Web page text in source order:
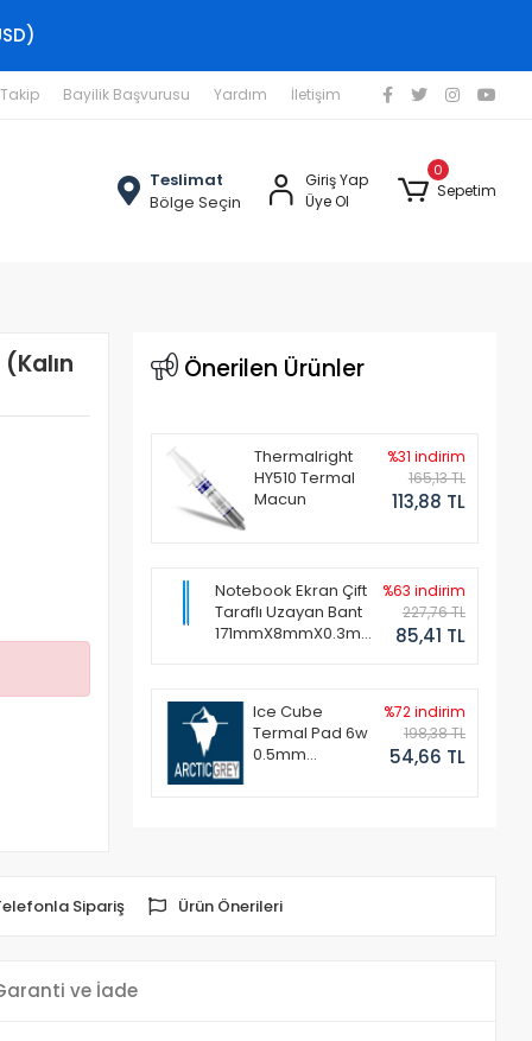
Bayilik Başvurusu Yardım İletişim
Teslimat
Bölge Seçin
Giriş Yap
Üye Ol
0
Sepetim
Önerilen Ürünler
Thermalright
HY510 Termal
Macun
%31 indirim
165,13 TL
113,88 TL
Notebook Ekran Çift
Taraflı Uzayan Bant
171mmX8mmX0.3mm
%63 indirim
227,76 TL
85,41 TL
Ice Cube
Termal Pad 6w
0.5mm
%72 indirim
198,38 TL
54,66 TL
Sipariş Ürün Önerileri
ve İade